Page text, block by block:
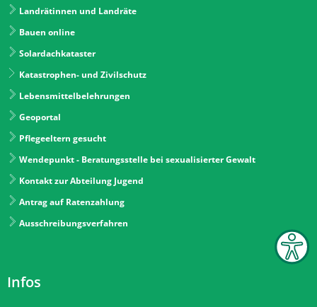
Landrätinnen und Landräte
Bauen online
Solardachkataster
Katastrophen- und Zivilschutz
Lebensmittelbelehrungen
Geoportal
Pflegeeltern gesucht
Wendepunkt - Beratungsstelle bei sexualisierter Gewalt
Kontakt zur Abteilung Jugend
Antrag auf Ratenzahlung
Ausschreibungsverfahren
Infos